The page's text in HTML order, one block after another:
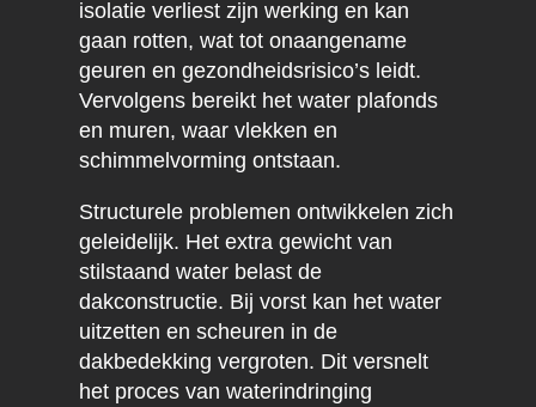
isolatie verliest zijn werking en kan
gaan rotten, wat tot onaangename
geuren en gezondheidsrisico’s leidt.
Vervolgens bereikt het water plafonds
en muren, waar vlekken en
schimmelvorming ontstaan.
Structurele problemen ontwikkelen zich
geleidelijk. Het extra gewicht van
stilstaand water belast de
dakconstructie. Bij vorst kan het water
uitzetten en scheuren in de
dakbedekking vergroten. Dit versnelt
het proces van waterindringing